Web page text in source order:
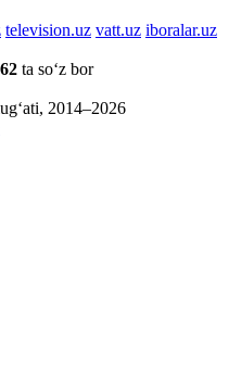
television.uz vatt.uz iboralar.uz
ta so‘z bor
2014–2026